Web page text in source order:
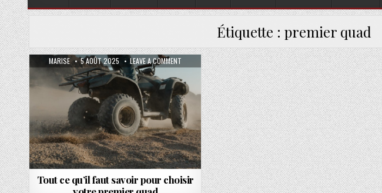
Étiquette : premier quad
AUTHOR:
MARISE PUBLISHED DATE:
5 AOÛT 2025 LEAVE A COMMENT ON TOUT CE QU’IL FAUT SAVOIR POUR CHOISIR VOTRE PREMIER QUAD
Tout ce qu’il faut savoir pour choisir